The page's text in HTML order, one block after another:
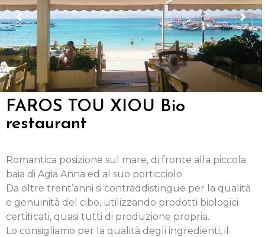
FAROS TOU XIOU Bio
restaurant
Romantica posizione sul mare, di fronte alla piccola
baia di Agia Anna ed al suo porticciolo.
Da oltre trent’anni si contraddistingue per la qualità
e genuinità del cibo, utilizzando prodotti biologici
certificati, quasi tutti di produzione propria.
Lo consigliamo per la qualità degli ingredienti, il